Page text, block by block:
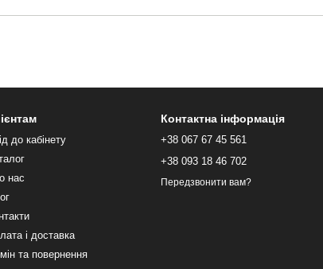
до кабінету
нас
і доставка
та повернення
Контактна інформація
+38 067 67 45 561
+38 093 18 46 702
Передзвонити вам?